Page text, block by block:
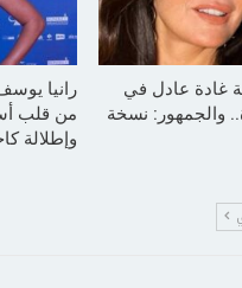
غادة عادل في
والجمهور: نسخة
رانيا
من قلب
وإطلالة